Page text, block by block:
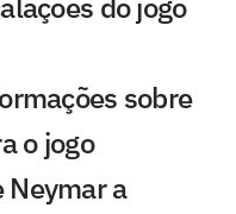
sobre
o jogo
Neymar a